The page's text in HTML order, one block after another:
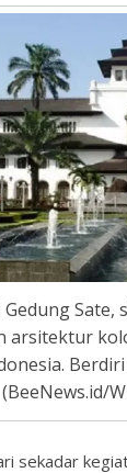
Gedung Sate,
arsitektur
(BeeNews.id/
sekadar